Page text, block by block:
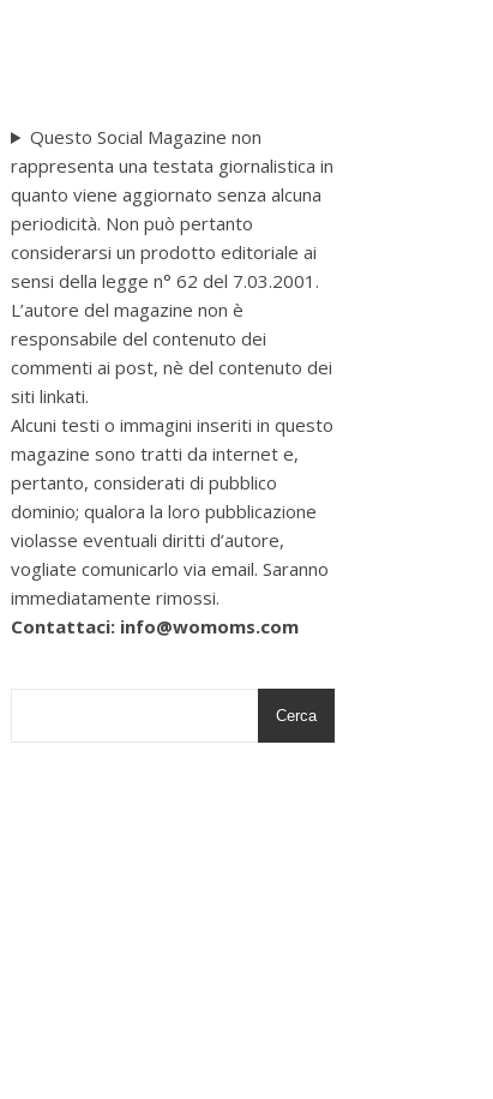
Questo Social Magazine non
rappresenta una testata giornalistica in
quanto viene aggiornato senza alcuna
periodicità. Non può pertanto
considerarsi un prodotto editoriale ai
sensi della legge n° 62 del 7.03.2001.
L’autore del magazine non è
responsabile del contenuto dei
commenti ai post, nè del contenuto dei
siti linkati.
Alcuni testi o immagini inseriti in questo
magazine sono tratti da internet e,
pertanto, considerati di pubblico
dominio; qualora la loro pubblicazione
violasse eventuali diritti d’autore,
vogliate comunicarlo via email. Saranno
immediatamente rimossi.
Contattaci: info@womoms.com
Cerca